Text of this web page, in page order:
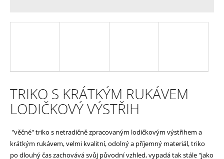
TRIKO S KRÁTKÝM RUKÁVEM
LODIČKOVÝ VÝSTŘIH
"věčné" triko s netradičně zpracovaným lodičkovým výstřihem a
krátkým rukávem, velmi kvalitní, odolný a příjemný materiál, triko
po dlouhý čas zachovává svůj původní vzhled, vypadá tak stále "jako
D
p
o